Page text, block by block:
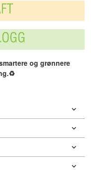
og grønnere
♻️